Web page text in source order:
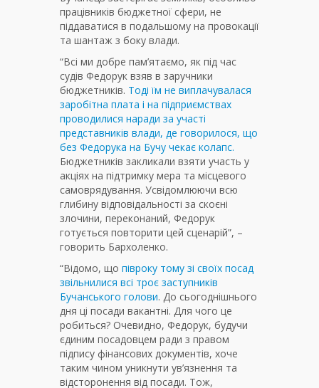
працівників бюджетної сфери, не
піддаватися в подальшому на провокації
та шантаж з боку влади.
“Всі ми добре пам’ятаємо, як під час
судів Федорук взяв в заручники
бюджетників. Тоді їм не виплачувалася
заробітна плата і на підприємствах
проводилися наради за участі
представників влади, де говорилося, що
без Федорука на Бучу чекає колапс.
Бюджетників закликали взяти участь у
акціях на підтримку мера та місцевого
самоврядування. Усвідомлюючи всю
глибину відповідальності за скоєні
злочини, переконаний, Федорук
готується повторити цей сценарій”, –
говорить Бархоленко.
“Відомо, що півроку тому зі своїх посад
звільнилися всі троє заступників
Бучанського голови. До сьогоднішнього
дня ці посади вакантні. Для чого це
робиться? Очевидно, Федорук, будучи
єдиним посадовцем ради з правом
підпису фінансових документів, хоче
таким чином уникнути ув’язнення та
відсторонення від посади. Тож,